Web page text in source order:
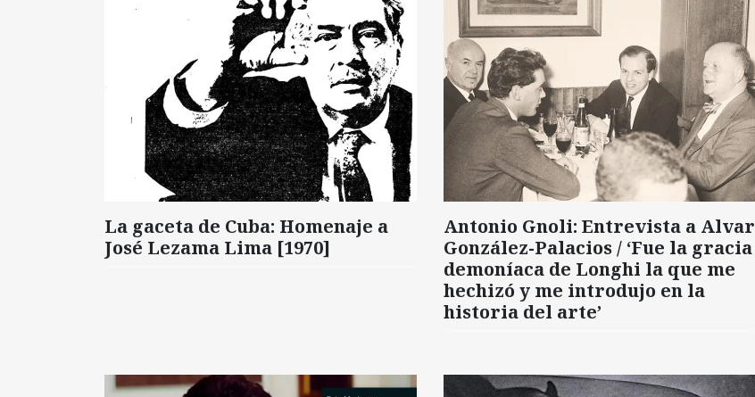
La gaceta de Cuba: Homenaje a
José Lezama Lima [1970]
Antonio Gnoli: Entrevista a Alvar
González-Palacios / ‘Fue la gracia
demoníaca de Longhi la que me
hechizó y me introdujo en la
historia del arte’